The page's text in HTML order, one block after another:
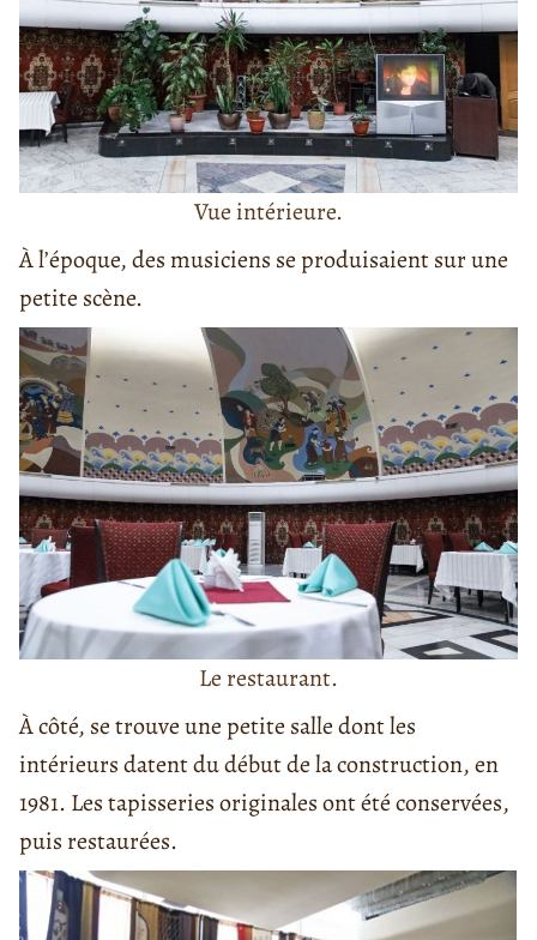
Vue intérieure.
À l’époque, des musiciens se produisaient sur une
petite scène.
Le restaurant.
À côté, se trouve une petite salle dont les
intérieurs datent du début de la construction, en
1981. Les tapisseries originales ont été conservées,
puis restaurées.